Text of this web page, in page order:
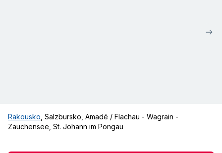
Rakousko Salzbursko Amadé / Flachau - Wagrain -
Zauchensee St. Johann im Pongau